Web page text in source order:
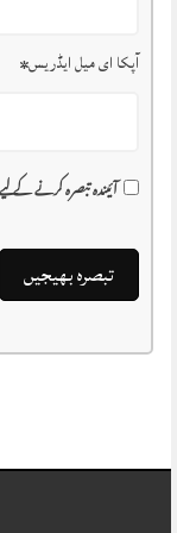
آپکا ای میل ایڈریس*
آئیندہ تبصرہ کرنے کے